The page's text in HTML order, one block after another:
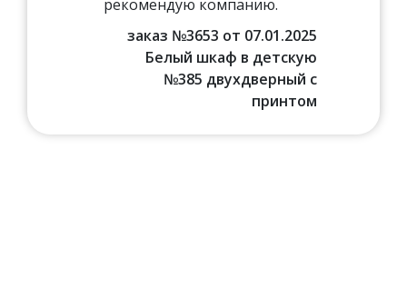
рекомендую компанию.
заказ №3653 от 07.01.2025
Белый шкаф в детскую
№385 двухдверный с
принтом